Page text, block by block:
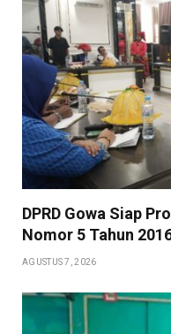
DPRD Gowa Siap
Nomor 5 Tahun
AGUSTUS 7, 2026